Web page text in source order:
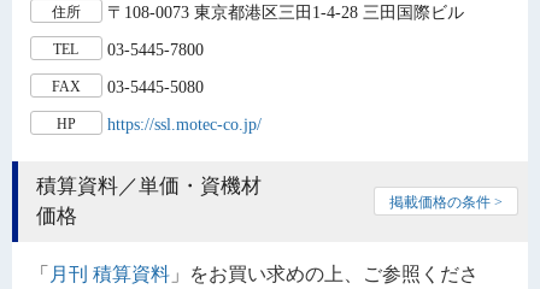
住所 〒108-0073 東京都港区三田1-4-28 三田国際ビル
TEL 03-5445-7800
FAX 03-5445-5080
HP https://ssl.motec-co.jp/
積算資料／単価・資機材
価格
掲載価格の条件 >
「 月刊 積算資料 」をお買い求めの上、ご参照くださ